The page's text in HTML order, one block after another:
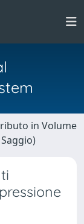
in Volume